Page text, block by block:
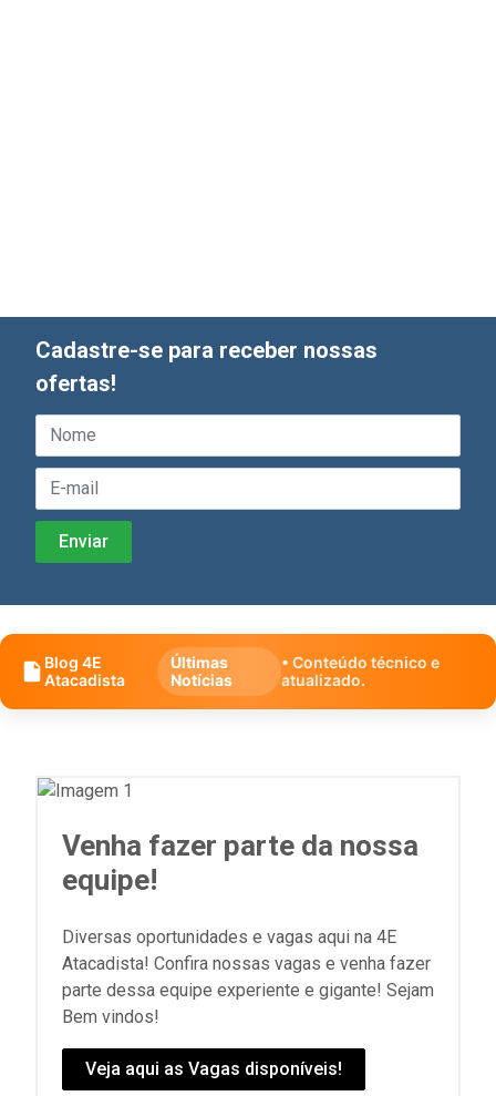
Cadastre-se para receber nossas
ofertas!
Blog 4E
Atacadista
Últimas
Notícias
• Conteúdo técnico e
atualizado.
Venha fazer parte da nossa
equipe!
Diversas oportunidades e vagas aqui na 4E
Atacadista! Confira nossas vagas e venha fazer
parte dessa equipe experiente e gigante! Sejam
Bem vindos!
Veja aqui as Vagas disponíveis!